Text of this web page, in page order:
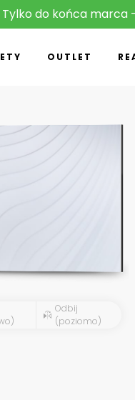
Tylko do końca marca
OUTLET
Odbij
(poziomo)